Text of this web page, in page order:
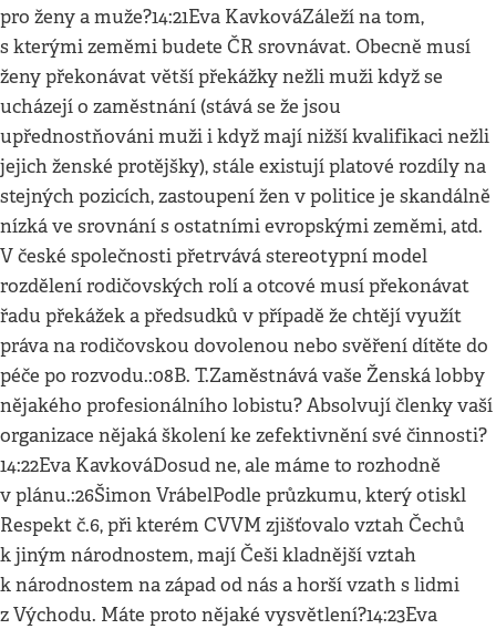
pro ženy a muže?14:21Eva KavkováZáleží na tom,
s kterými zeměmi budete ČR srovnávat. Obecně musí
ženy překonávat větší překážky nežli muži když se
ucházejí o zaměstnání (stává se že jsou
upřednostňováni muži i když mají nižší kvalifikaci nežli
jejich ženské protějšky), stále existují platové rozdíly na
stejných pozicích, zastoupení žen v politice je skandálně
nízká ve srovnání s ostatními evropskými zeměmi, atd.
V české společnosti přetrvává stereotypní model
rozdělení rodičovských rolí a otcové musí překonávat
řadu překážek a předsudků v případě že chtějí využít
práva na rodičovskou dovolenou nebo svěření dítěte do
péče po rozvodu.:08B. T.Zaměstnává vaše Ženská lobby
nějakého profesionálního lobistu? Absolvují členky vaší
organizace nějaká školení ke zefektivnění své činnosti?
14:22Eva KavkováDosud ne, ale máme to rozhodně
v plánu.:26Šimon VrábelPodle průzkumu, který otiskl
Respekt č.6, při kterém CVVM zjišťovalo vztah Čechů
k jiným národnostem, mají Češi kladnější vztah
k národnostem na západ od nás a horší vzath s lidmi
z Východu. Máte proto nějaké vysvětlení?14:23Eva